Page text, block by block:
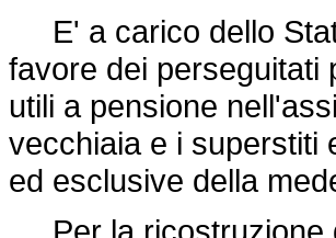
E' a carico dello
favore dei perseguitati
utili a pensione
vecchiaia e i superstiti
ed esclusive della